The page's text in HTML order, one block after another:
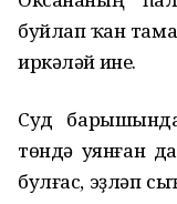
буйлап ҡан
иркәләй ине.
Суд барышында
төндә уянған
булғас, эҙләп